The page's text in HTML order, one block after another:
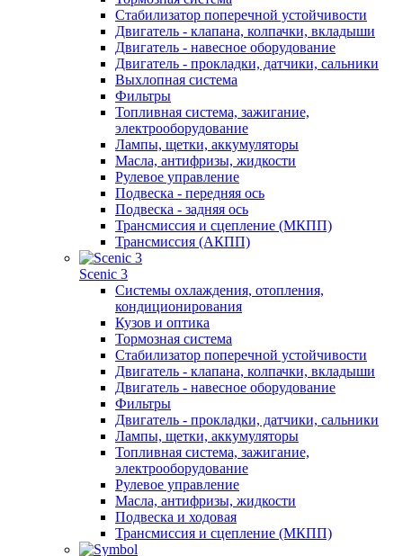
Стабилизатор поперечной устойчивости
Двигатель - клапана, колпачки, вкладыши
Двигатель - навесное оборудование
Двигатель - прокладки, датчики, сальники
Выхлопная система
Фильтры
Топливная система, зажигание,
электрооборудование
Лампы, щетки, аккумуляторы
Масла, антифризы, жидкости
Рулевое управление
Подвеска - передняя ось
Подвеска - задняя ось
Трансмиссия и сцепление (МКПП)
Трансмиссия (АКПП)
Scenic 3
Системы охлаждения, отопления,
кондиционирования
Кузов и оптика
Тормозная система
Стабилизатор поперечной устойчивости
Двигатель - клапана, колпачки, вкладыши
Двигатель - навесное оборудование
Фильтры
Двигатель - прокладки, датчики, сальники
Лампы, щетки, аккумуляторы
Топливная система, зажигание,
электрооборудование
Рулевое управление
Масла, антифризы, жидкости
Подвеска и ходовая
Трансмиссия и сцепление (МКПП)